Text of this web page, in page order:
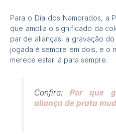
Para o Dia dos Namorados, a
que amplia o significado da
par de alianças, a gravação
jogada é sempre em dois, e o
merece estar lá para sempre.
Confira:
Por que
aliança de prata